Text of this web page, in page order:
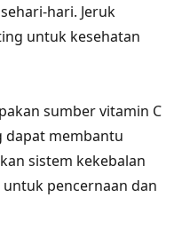
hari. Jeruk
untuk kesehatan
sumber vitamin C
dapat membantu
sistem kekebalan
pencernaan dan